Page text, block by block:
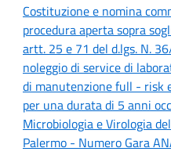
Costituzione e nomina
procedura aperta sopra
artt. 25 e 71 del d.lgs. N.
noleggio di service di
di manutenzione full - risk
per una durata di 5 anni
Microbiologia e Virologia
Palermo - Numero Gara